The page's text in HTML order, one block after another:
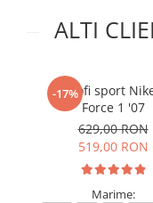
ALTI
-17%
Pantofi sport
Force 1 '07
629,00 RON
519,00 RON
Marime: